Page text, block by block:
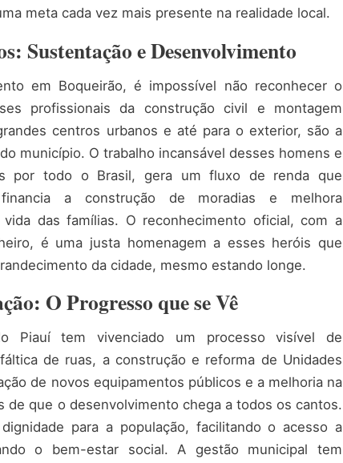
meta cada vez mais presente na realidade local.
Sustentação e Desenvolvimento
em Boqueirão, é impossível não reconhecer o
profissionais da construção civil e montagem
centros urbanos e até para o exterior, são a
município. O trabalho incansável desses homens e
por todo o Brasil, gera um fluxo de renda que
a construção de moradias e melhora
das famílias. O reconhecimento oficial, com a
é uma justa homenagem a esses heróis que
da cidade, mesmo estando longe.
O Progresso que se Vê
Piauí tem vivenciado um processo visível de
de ruas, a construção e reforma de Unidades
de novos equipamentos públicos e a melhoria na
de que o desenvolvimento chega a todos os cantos.
para a população, facilitando o acesso a
o bem-estar social. A gestão municipal tem